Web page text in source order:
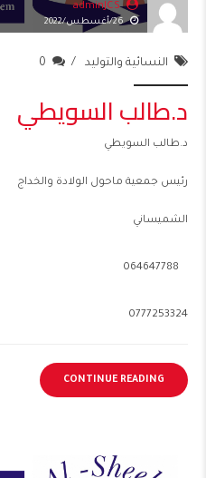
adminJCS
26/أغسطس/2022
النسائية والتوليد 0
د.طالب السويطي
د.طالب السويطي
رئيس جمعية ماحول الولادة والخداج
الشميساني
064647788
0777253324
CONTINUE READING